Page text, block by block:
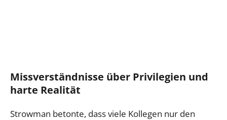
Missverständnisse über Privilegien und
harte Realität
Strowman betonte, dass viele Kollegen nur den